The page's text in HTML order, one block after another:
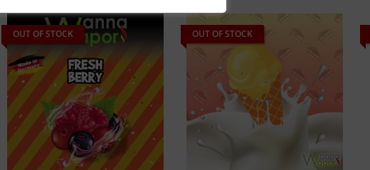
OUT OF STOCK OUT OF STOCK